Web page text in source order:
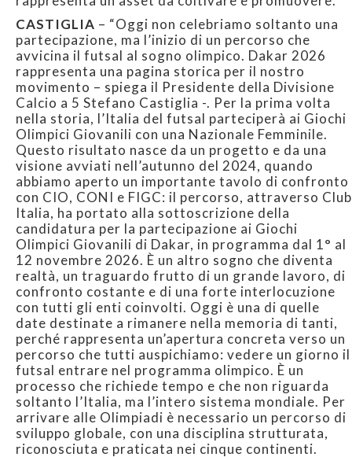
CASTIGLIA – “Oggi non celebriamo soltanto una
partecipazione, ma l’inizio di un percorso che
avvicina il futsal al sogno olimpico. Dakar 2026
rappresenta una pagina storica per il nostro
movimento – spiega il Presidente della Divisione
Calcio a 5 Stefano Castiglia -. Per la prima volta
nella storia, l’Italia del futsal parteciperà ai Giochi
Olimpici Giovanili con una Nazionale Femminile.
Questo risultato nasce da un progetto e da una
visione avviati nell’autunno del 2024, quando
abbiamo aperto un importante tavolo di confronto
con CIO, CONI e FIGC: il percorso, attraverso Club
Italia, ha portato alla sottoscrizione della
candidatura per la partecipazione ai Giochi
Olimpici Giovanili di Dakar, in programma dal 1° al
12 novembre 2026. È un altro sogno che diventa
realtà, un traguardo frutto di un grande lavoro, di
confronto costante e di una forte interlocuzione
con tutti gli enti coinvolti. Oggi è una di quelle
date destinate a rimanere nella memoria di tanti,
perché rappresenta un’apertura concreta verso un
percorso che tutti auspichiamo: vedere un giorno il
futsal entrare nel programma olimpico. È un
processo che richiede tempo e che non riguarda
soltanto l’Italia, ma l’intero sistema mondiale. Per
arrivare alle Olimpiadi è necessario un percorso di
sviluppo globale, con una disciplina strutturata,
riconosciuta e praticata nei cinque continenti.